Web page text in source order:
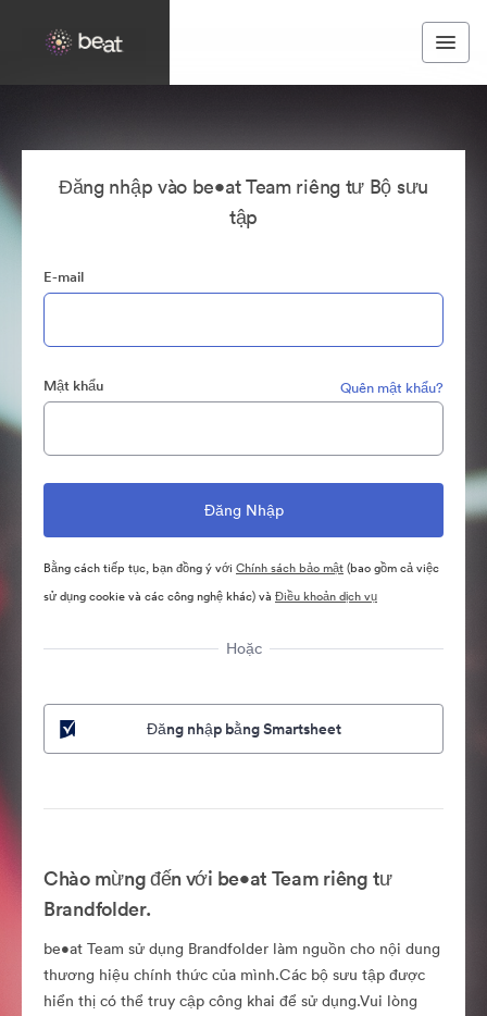
Đăng nhập vào be•at Team riêng tư Bộ sưu
tập
E-mail
Mật khẩu Quên mật khẩu?
Bằng cách tiếp tục, bạn đồng ý với Chính sách bảo mật(bao gồm cả việc
sử dụng cookie và các công nghệ khác) và Điều khoản dịch vụ
Hoặc
Đăng nhập bằng Smartsheet
Chào mừng đến với be•at Team riêng tư
Brandfolder.
be•at Team sử dụng Brandfolder làm nguồn cho nội dung
thương hiệu chính thức của mình.Các bộ sưu tập được
hiển thị có thể truy cập công khai để sử dụng.Vui lòng